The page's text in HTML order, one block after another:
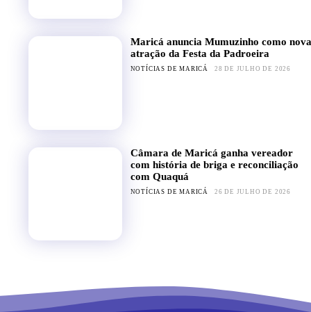
Maricá anuncia Mumuzinho como nova
atração da Festa da Padroeira
NOTÍCIAS DE MARICÁ 28 DE JULHO DE 2026
Câmara de Maricá ganha vereador
com história de briga e reconciliação
com Quaquá
NOTÍCIAS DE MARICÁ 26 DE JULHO DE 2026